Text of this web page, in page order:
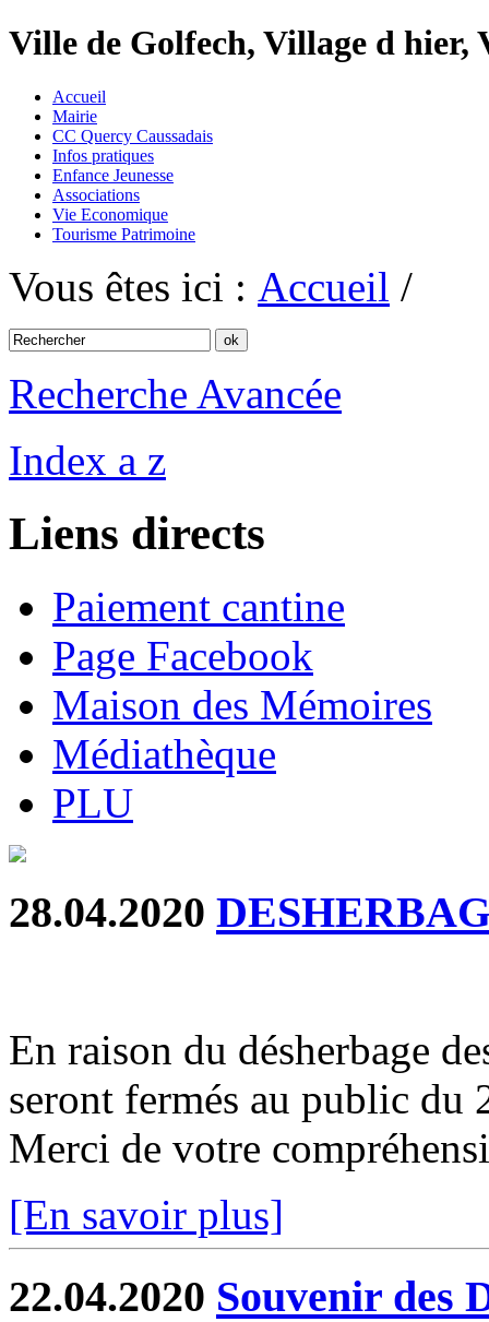
Ville de Golfech, Village d
Accueil
Mairie
CC Quercy Caussadais
Infos pratiques
Enfance Jeunesse
Associations
Vie Economique
Tourisme Patrimoine
Vous êtes ici : Accueil /
Recherche Avancée
Index a z
Liens directs
Paiement cantine
Page Facebook
Maison des Mémoires
Médiathèque
PLU
28.04.2020
En raison du désherbage
seront fermés au public
Merci de votre
[En savoir plus]
22.04.2020 Souvenir des